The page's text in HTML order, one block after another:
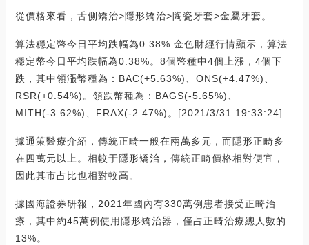
從價格來看，舌側矯治>隱形矯治>陶瓷牙套>金屬牙套。
算法穩定幣今日平均跌幅為0.38%:金色財經行情顯示，算法
穩定幣今日平均跌幅為0.38%。8個幣種中4個上漲，4個下
跌，其中領漲幣種為：BAC(+5.63%)、ONS(+4.47%)、
RSR(+0.54%)。領跌幣種為：BAGS(-5.65%)、
MITH(-3.62%)、FRAX(-2.47%)。[2021/3/31 19:33:24]
據通策醫療介紹，傳統正畸一般在兩萬多元，而隱形正畸多
在四萬元以上。相較于隱形矯治，傳統正畸價格相對便宜，
因此其市占比也相對較高。
據國海證券研報，2021年國內有330萬例患者接受正畸治
療，其中約45萬例使用隱形矯治器，僅占正畸治療總人數的
13%。